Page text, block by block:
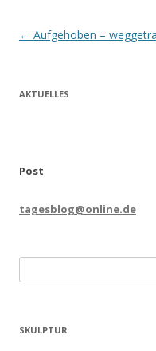
Beitrags-
← Aufgehoben –
AKTUELLES
Post
tagesblog@online.de
nach:
SKULPTUR